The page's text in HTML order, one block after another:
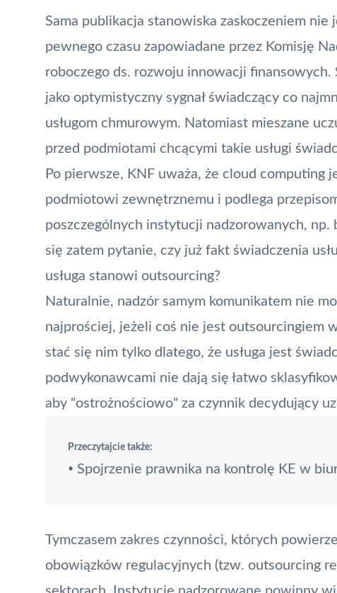
Sama publikacja stanowiska zaskoczeniem nie
pewnego czasu zapowiadane przez Komisję
roboczego ds. rozwoju innowacji finansowych.
jako optymistyczny sygnał świadczący co
usługom chmurowym. Natomiast mieszane
przed podmiotami chcącymi takie usługi
Po pierwsze, KNF uważa, że cloud computing
podmiotowi zewnętrznemu i podlega
poszczególnych instytucji nadzorowanych, np.
się zatem pytanie, czy już fakt świadczenia
usługa stanowi outsourcing?
Naturalnie, nadzór samym komunikatem nie
najprościej, jeżeli coś nie jest outsourcingiem
stać się nim tylko dlatego, że usługa jest
podwykonawcami nie dają się łatwo
aby "ostrożnościowo" za czynnik decydujący
Przeczytajcie także:
• Spojrzenie prawnika na kontrolę KE w
Tymczasem zakres czynności, których
obowiązków regulacyjnych (tzw. outsourcing